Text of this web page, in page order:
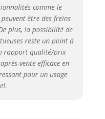
comme le
être des freins
plus, la possibilité de
reste un point à
rapport qualité/prix
vente efficace en
pour un usage